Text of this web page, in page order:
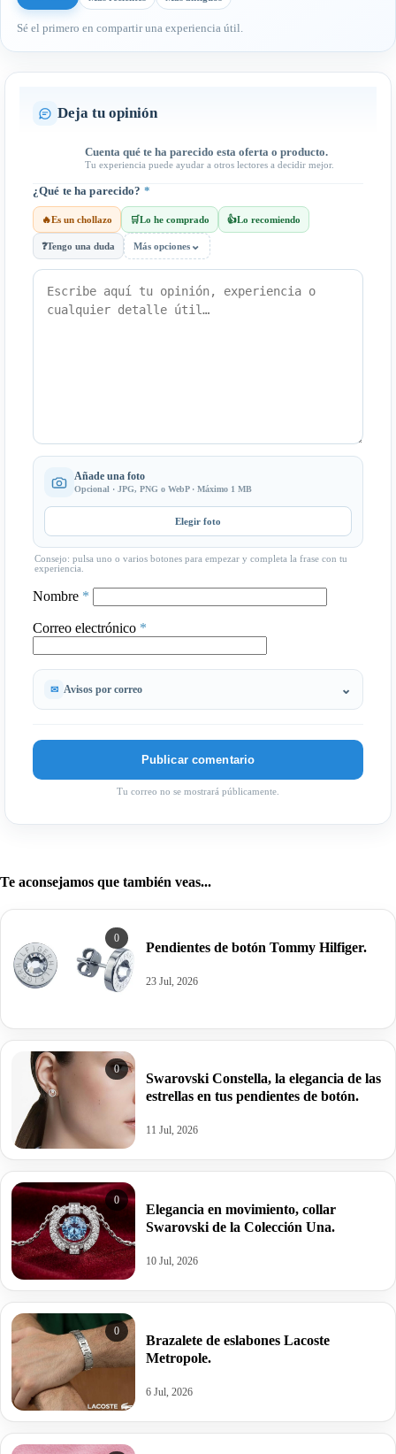
Sé el primero en compartir una experiencia útil.
Deja tu opinión
Cuenta qué te ha parecido esta oferta o producto.
Tu experiencia puede ayudar a otros lectores a decidir mejor.
¿Qué te ha parecido? *
🔥Es un chollazo 🛒Lo he comprado 👍Lo recomiendo
❓Tengo una duda Más opciones ⌄
Añade una foto
Opcional · JPG, PNG o WebP · Máximo 1 MB
Elegir foto
Consejo: pulsa uno o varios botones para empezar y completa la frase con tu
experiencia.
Nombre *
Correo electrónico *
Avisos por correo
Tu correo no se mostrará públicamente.
Te aconsejamos que también veas...
0
Pendientes de botón Tommy Hilfiger.
23 Jul, 2026
0
Swarovski Constella, la elegancia de las
estrellas en tus pendientes de botón.
11 Jul, 2026
0
Elegancia en movimiento, collar
Swarovski de la Colección Una.
10 Jul, 2026
0
Brazalete de eslabones Lacoste
Metropole.
6 Jul, 2026